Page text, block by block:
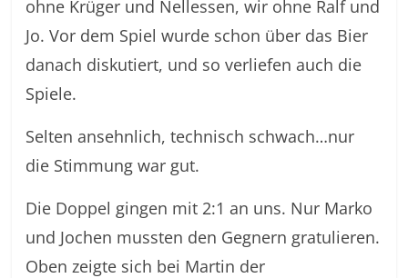
ohne Krüger und Nellessen, wir ohne Ralf und
Jo. Vor dem Spiel wurde schon über das Bier
danach diskutiert, und so verliefen auch die
Spiele.
Selten ansehnlich, technisch schwach…nur
die Stimmung war gut.
Die Doppel gingen mit 2:1 an uns. Nur Marko
und Jochen mussten den Gegnern gratulieren.
Oben zeigte sich bei Martin der